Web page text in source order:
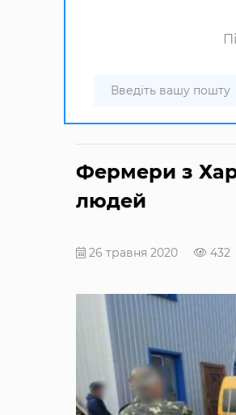
Фермери з
людей
26 травня 2020 432